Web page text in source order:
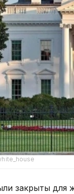
закрыты для